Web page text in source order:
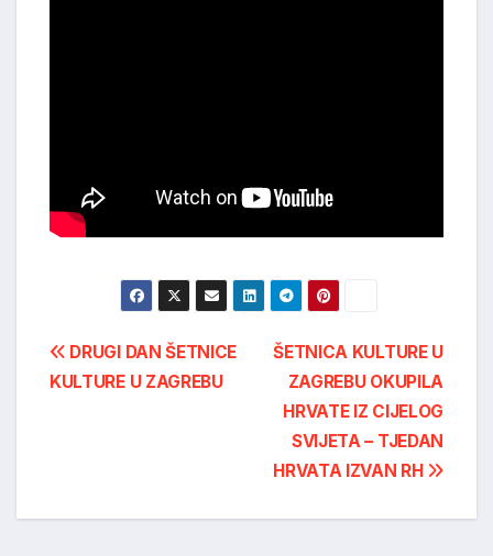
Post
navigation
ŠETNICA KULTURE U
ZAGREBU OKUPILA
HRVATE IZ CIJELOG
SVIJETA – TJEDAN
HRVATA IZVAN RH
DRUGI DAN ŠETNICE
KULTURE U ZAGREBU